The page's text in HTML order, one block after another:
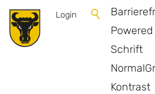
Schrift
Normal
Kontrast
Login